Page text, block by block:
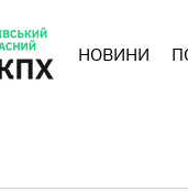
НОВИНИ